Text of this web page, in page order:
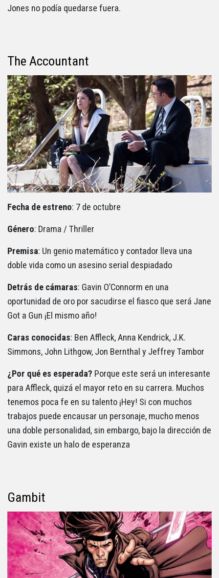
Jones no podía quedarse fuera.
The Accountant
Fecha de estreno: 7 de octubre
Género: Drama / Thriller
Premisa: Un genio matemático y contador lleva una
doble vida como un asesino serial despiadado
Detrás de cámaras: Gavin O’Connorm en una
oportunidad de oro por sacudirse el fiasco que será Jane
Got a Gun ¡El mismo año!
Caras conocidas: Ben Affleck, Anna Kendrick, J.K.
Simmons, John Lithgow, Jon Bernthal y Jeffrey Tambor
¿Por qué es esperada? Porque este será un interesante
para Affleck, quizá el mayor reto en su carrera. Muchos
tenemos poca fe en su talento ¡Hey! Si con muchos
trabajos puede encausar un personaje, mucho menos
una doble personalidad, sin embargo, bajo la dirección de
Gavin existe un halo de esperanza
Gambit